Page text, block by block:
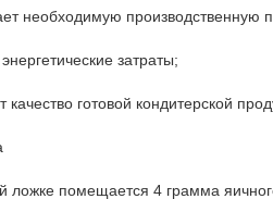
необходимую производственную
затраты;
качество готовой кондитерской
ложке помещается 4 грамма